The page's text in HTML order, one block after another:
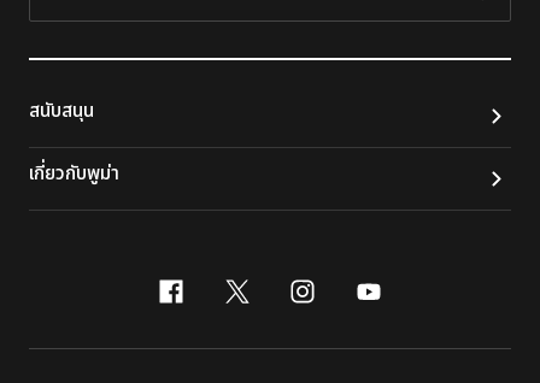
ติดต
สนับสนุน
เกี่ยวกับพูม่า
facebook
x-twitter
instagram
youtube